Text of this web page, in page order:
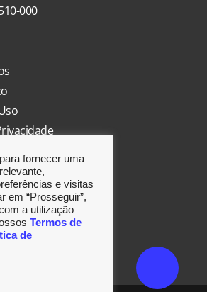
000
fornecer uma
e visitas
em “Prosseguir”,
a utilização
Termos de
de